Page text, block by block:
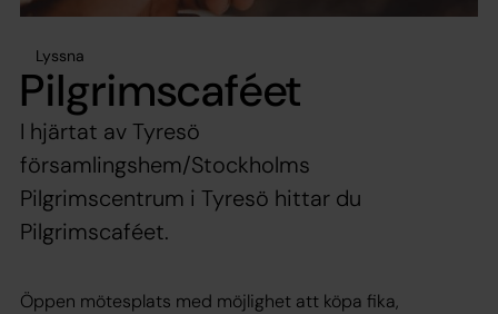
Lyssna
Pilgrimscaféet
I hjärtat av Tyresö
församlingshem/Stockholms
Pilgrimscentrum i Tyresö hittar du
Pilgrimscaféet.
Öppen mötesplats med möjlighet att köpa fika,